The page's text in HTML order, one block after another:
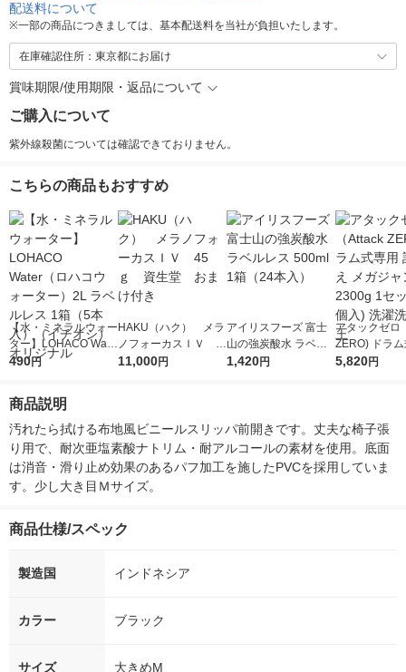
配送料について
※一部の商品につきましては、基本配送料を当社が負担いたします。
在庫確認住所：東京都にお届け
賞味期限/使用期限・返品について
ご購入について
紫外線殺菌については確認できておりません。
こちらの商品もおすすめ
【水・ミネラルウォー
ター】LOHACO Wate
r（ロハコウォータ
シ） オリジナル
490円
HAKU（ハク） メラ
ノフォーカスＩＶ 4
5ｇ 資生堂 おまけ
11,000円
アイリスフーズ 富士
山の強炭酸水 ラベル
レス 500ml 1箱（24
1,420円
アタックゼロ
ZERO) ドラ
詰め替え メガ
5,820円
商品説明
汚れたら拭ける布地風ビニールスリッパ前開きです。丈夫な椅子張
り用で、耐次亜塩素酸ナトリム・耐アルコールの素材を使用。底面
は消音・滑り止め効果のあるパフ加工を施したPVCを採用していま
す。少し大き目Ｍサイズ。
商品仕様/スペック
製造国 インドネシア
カラー ブラック
サイズ 大きめM